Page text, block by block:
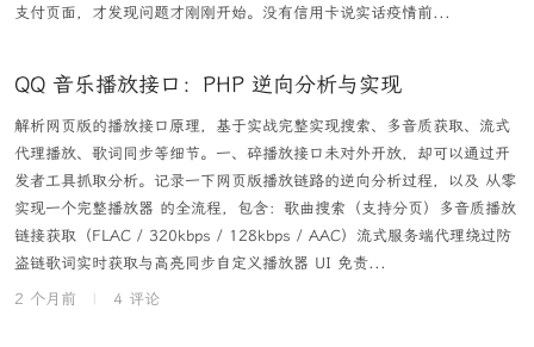
支付页面，才发现问题才刚刚开始。没有信用卡说实话疫情前...
QQ 音乐播放接口：PHP 逆向分析与实现
解析网页版的播放接口原理，基于实战完整实现搜索、多音质获取、流式
代理播放、歌词同步等细节。一、碎播放接口未对外开放，却可以通过开
发者工具抓取分析。记录一下网页版播放链路的逆向分析过程，以及 从零
实现一个完整播放器 的全流程，包含：歌曲搜索（支持分页）多音质播放
链接获取（FLAC / 320kbps / 128kbps / AAC）流式服务端代理绕过防
盗链歌词实时获取与高亮同步自定义播放器 UI 免责...
2 个月前
4 评论